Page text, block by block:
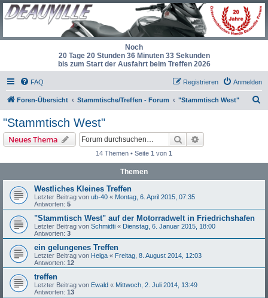
Noch
20 Tage 20 Stunden 36 Minuten 33 Sekunden
bis zum Start der Ausfahrt beim Treffen 2026
FAQ Anmelden
Registrieren
Foren-Übersicht Stammtische/Treffen - Forum "Stammtisch West"
"Stammtisch West"
Neues Thema Suche
14 Themen • Seite 1 von 1
Themen
Westliches Kleines Treffen
Letzter Beitrag von ub-40 « Montag, 6. April 2015, 07:35
Antworten: 5
"Stammtisch West" auf der Motorradwelt in Friedrichshafen
Letzter Beitrag von Schmidti « Dienstag, 6. Januar 2015, 18:00
Antworten: 3
ein gelungenes Treffen
Letzter Beitrag von Helga « Freitag, 8. August 2014, 12:03
Antworten: 12
treffen
Letzter Beitrag von Ewald « Mittwoch, 2. Juli 2014, 13:49
Antworten: 13